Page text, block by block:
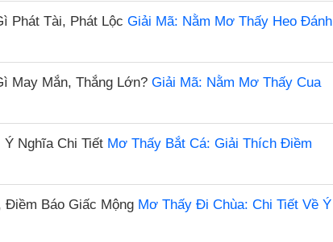
Giải Mã: Nằm Mơ Thấy Heo Đánh
Giải Mã: Nằm Mơ Thấy Cua
Mơ Thấy Bắt Cá: Giải Thích Điềm
Mơ Thấy Đi Chùa: Chi Tiết Về Ý